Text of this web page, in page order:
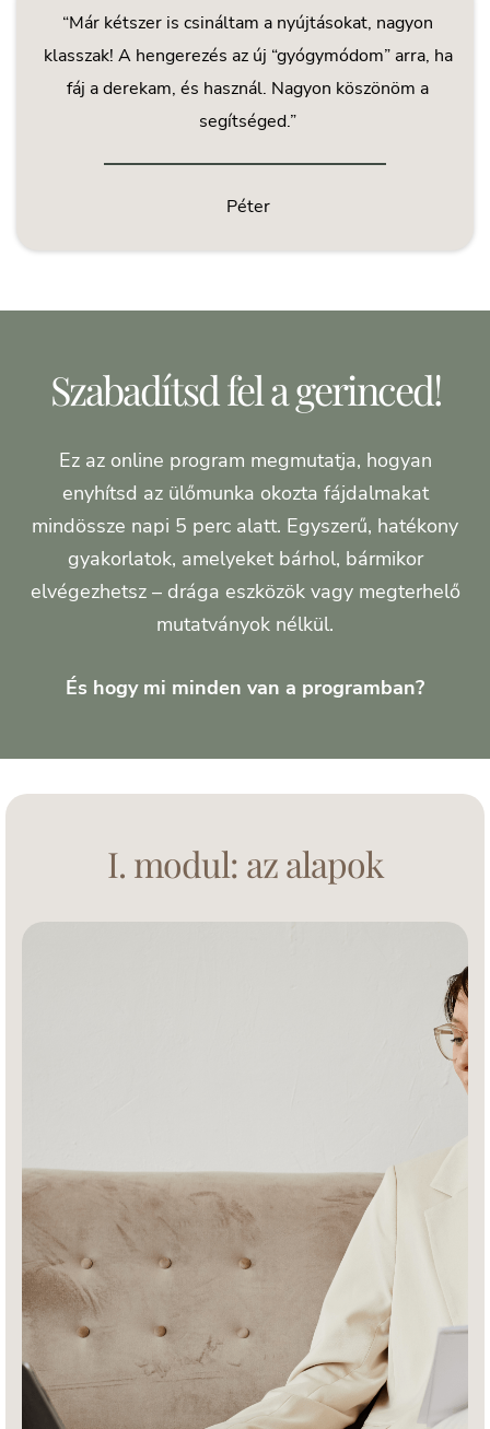
“Már kétszer is csináltam a nyújtásokat, nagyon
klasszak! A hengerezés az új “gyógymódom” arra, ha
fáj a derekam, és használ. Nagyon köszönöm a
segítséged.”
Péter
Szabadítsd fel a gerinced!
Ez az online program megmutatja, hogyan
enyhítsd az ülőmunka okozta fájdalmakat
mindössze napi 5 perc alatt. Egyszerű, hatékony
gyakorlatok, amelyeket bárhol, bármikor
elvégezhetsz – drága eszközök vagy megterhelő
mutatványok nélkül.
És hogy mi minden van a programban?
I. modul: az alapok